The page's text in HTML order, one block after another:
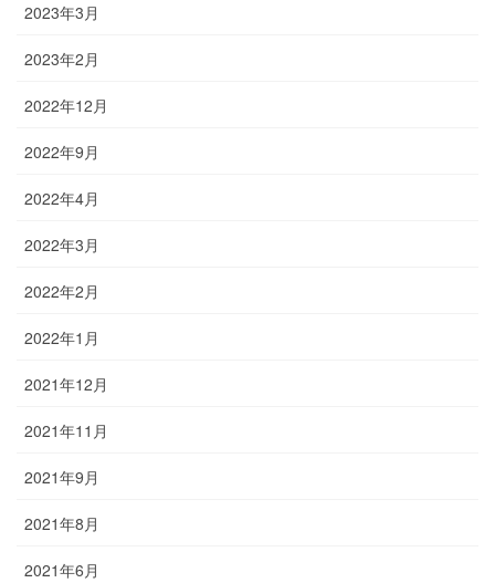
2023年3月
2023年2月
2022年12月
2022年9月
2022年4月
2022年3月
2022年2月
2022年1月
2021年12月
2021年11月
2021年9月
2021年8月
2021年6月